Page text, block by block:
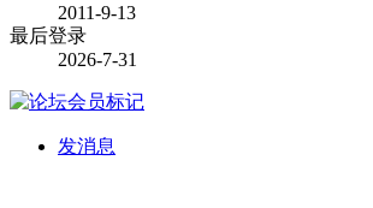
2011-9-13
最后登录
2026-7-31
发消息